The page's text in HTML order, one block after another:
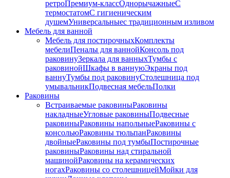
ретроПремиум-классОднорычажныеС
термостатомС гигиеническим
душемУниверсальныес традиционным изливом
Мебель для ванной
Мебель для постирочныхКомплекты
мебелиПеналы для ваннойКонсоль под
раковинуЗеркала для ванныхТумбы с
раковинойШкафы в ваннуюЭкраны под
ваннуТумбы под раковинуСтолешница под
умывальникПодвесная мебельПолки
Раковины
Встраиваемые раковиныРаковины
накладныеУгловые раковиныПодвесные
раковиныРаковины напольныеРаковины с
консольюРаковины тюльпанРаковины
двойныеРаковины под тумбыПостирочные
раковиныРаковины над стиральной
машинойРаковины на керамических
ногахРаковины со столешницейМойки для